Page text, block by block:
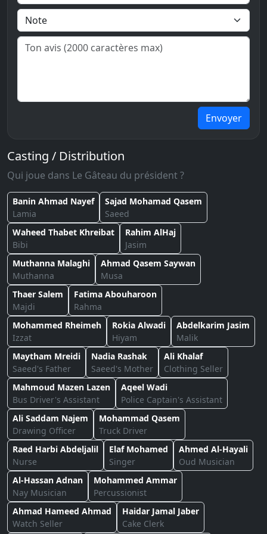
Envoyer
Casting / Distribution
Qui joue dans Le Gâteau du président ?
Banin Ahmad Nayef
Lamia
Sajad Mohamad Qasem
Saeed
Waheed Thabet Khreibat
Bibi
Rahim AlHaj
Jasim
Muthanna Malaghi
Muthanna
Ahmad Qasem Saywan
Musa
Thaer Salem
Majdi
Fatima Abouharoon
Rahma
Mohammed Rheimeh
Izzat
Rokia Alwadi
Hiyam
Abdelkarim Jasim
Malik
Maytham Mreidi
Saeed's Father
Nadia Rashak
Saeed's Mother
Ali Khalaf
Clothing Seller
Mahmoud Mazen Lazen
Bus Driver's Assistant
Aqeel Wadi
Police Captain's Assistant
Ali Saddam Najem
Drawing Officer
Mohammad Qasem
Truck Driver
Raed Harbi Abdeljalil
Nurse
Elaf Mohamed
Singer
Ahmed Al-Hayali
Oud Musician
Al-Hassan Adnan
Nay Musician
Mohammed Ammar
Percussionist
Ahmad Hameed Ahmad
Watch Seller
Haidar Jamal Jaber
Cake Clerk